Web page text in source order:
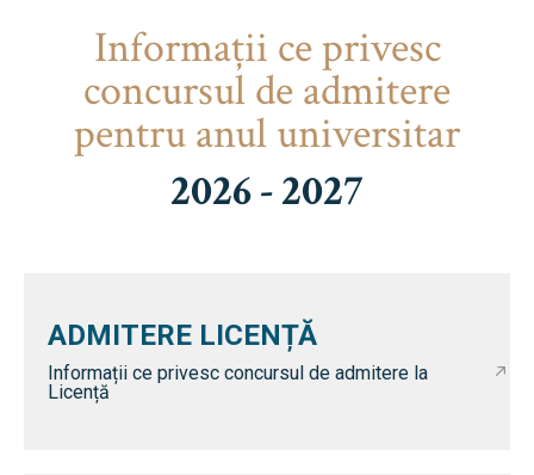
Informaţii ce privesc
concursul de admitere
pentru anul universitar
2026 - 2027
ADMITERE LICENȚĂ
Informații ce privesc concursul de admitere la
Licență